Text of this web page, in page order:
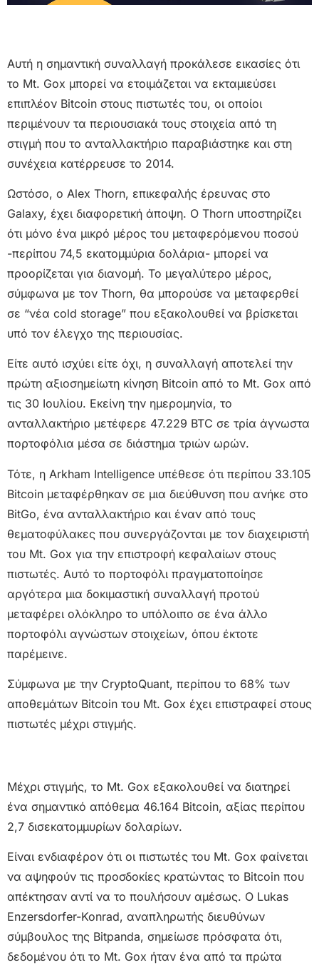
Αυτή η σημαντική συναλλαγή προκάλεσε εικασίες ότι
το Mt. Gox μπορεί να ετοιμάζεται να εκταμιεύσει
επιπλέον Bitcoin στους πιστωτές του, οι οποίοι
περιμένουν τα περιουσιακά τους στοιχεία από τη
στιγμή που το ανταλλακτήριο παραβιάστηκε και στη
συνέχεια κατέρρευσε το 2014.
Ωστόσο, ο Alex Thorn, επικεφαλής έρευνας στο
Galaxy, έχει διαφορετική άποψη. Ο Thorn υποστηρίζει
ότι μόνο ένα μικρό μέρος του μεταφερόμενου ποσού
-περίπου 74,5 εκατομμύρια δολάρια- μπορεί να
προορίζεται για διανομή. Το μεγαλύτερο μέρος,
σύμφωνα με τον Thorn, θα μπορούσε να μεταφερθεί
σε “νέα cold storage” που εξακολουθεί να βρίσκεται
υπό τον έλεγχο της περιουσίας.
Είτε αυτό ισχύει είτε όχι, η συναλλαγή αποτελεί την
πρώτη αξιοσημείωτη κίνηση Bitcoin από το Mt. Gox από
τις 30 Ιουλίου. Εκείνη την ημερομηνία, το
ανταλλακτήριο μετέφερε 47.229 BTC σε τρία άγνωστα
πορτοφόλια μέσα σε διάστημα τριών ωρών.
Τότε, η Arkham Intelligence υπέθεσε ότι περίπου 33.105
Bitcoin μεταφέρθηκαν σε μια διεύθυνση που ανήκε στο
BitGo, ένα ανταλλακτήριο και έναν από τους
θεματοφύλακες που συνεργάζονται με τον διαχειριστή
του Mt. Gox για την επιστροφή κεφαλαίων στους
πιστωτές. Αυτό το πορτοφόλι πραγματοποίησε
αργότερα μια δοκιμαστική συναλλαγή προτού
μεταφέρει ολόκληρο το υπόλοιπο σε ένα άλλο
πορτοφόλι αγνώστων στοιχείων, όπου έκτοτε
παρέμεινε.
Σύμφωνα με την CryptoQuant, περίπου το 68% των
αποθεμάτων Bitcoin του Mt. Gox έχει επιστραφεί στους
πιστωτές μέχρι στιγμής.
Μέχρι στιγμής, το Mt. Gox εξακολουθεί να διατηρεί
ένα σημαντικό απόθεμα 46.164 Bitcoin, αξίας περίπου
2,7 δισεκατομμυρίων δολαρίων.
Είναι ενδιαφέρον ότι οι πιστωτές του Mt. Gox φαίνεται
να αψηφούν τις προσδοκίες κρατώντας το Bitcoin που
απέκτησαν αντί να το πουλήσουν αμέσως. Ο Lukas
Enzersdorfer-Konrad, αναπληρωτής διευθύνων
σύμβουλος της Bitpanda, σημείωσε πρόσφατα ότι,
δεδομένου ότι το Mt. Gox ήταν ένα από τα πρώτα